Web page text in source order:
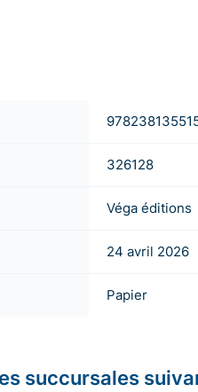
326128
Véga éditions
24 avril 2026
Papier
succursales